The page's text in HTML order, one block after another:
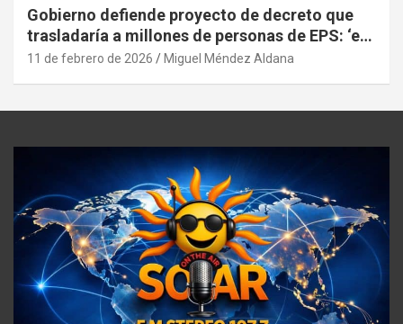
Gobierno defiende proyecto de decreto que
trasladaría a millones de personas de EPS: ‘el
propósito central es proteger el derecho a la
11 de febrero de 2026 Miguel Méndez Aldana